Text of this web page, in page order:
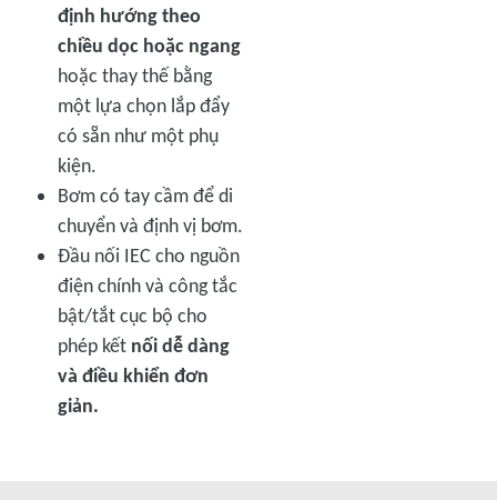
định hướng theo
chiều dọc hoặc ngang
hoặc thay thế bằng
một lựa chọn lắp đẩy
có sẵn như một phụ
kiện.
Bơm có tay cầmđể di
chuyển và định vị bơm.
Đầu nối IEC cho nguồn
điện chính và công tắc
bật/tắt cục bộ cho
phép kết nối dễ dàng
và điều khiển đơn
giản.